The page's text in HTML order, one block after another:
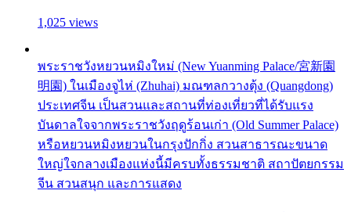
1,025 views
พระราชวังหยวนหมิงใหม่ (New Yuanming Palace/宮新園
明園) ในเมืองจูไห่ (Zhuhai) มณฑลกวางตุ้ง (Quangdong)
ประเทศจีน เป็นสวนและสถานที่ท่องเที่ยวที่ได้รับแรง
บันดาลใจจากพระราชวังฤดูร้อนเก่า (Old Summer Palace)
หรือหยวนหมิงหยวนในกรุงปักกิ่ง สวนสาธารณะขนาด
ใหญ่ใจกลางเมืองแห่งนี้มีครบทั้งธรรมชาติ สถาปัตยกรรม
จีน สวนสนุก และการแสดง